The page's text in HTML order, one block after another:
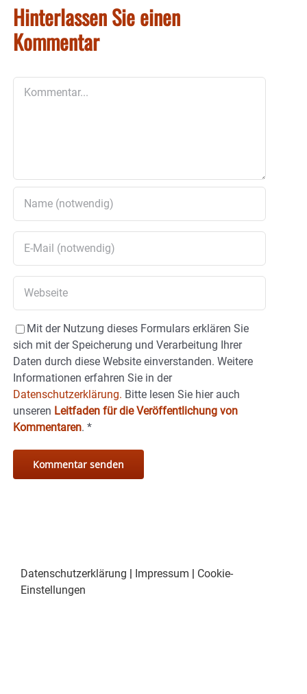
Hinterlassen Sie einen
Kommentar
Mit der Nutzung dieses Formulars erklären Sie
sich mit der Speicherung und Verarbeitung Ihrer
Daten durch diese Website einverstanden. Weitere
Informationen erfahren Sie in der
Datenschutzerklärung. Bitte lesen Sie hier auch
unseren Leitfaden für die Veröffentlichung von
Kommentaren. *
Datenschutzerklärung | Impressum | Cookie-
Einstellungen